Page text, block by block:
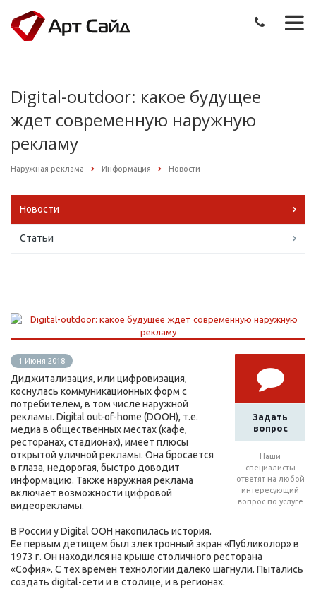
Digital-outdoor: какое будущее
ждет современную наружную
рекламу
Наружная реклама Информация Новости
Новости
Статьи
Задать
вопрос
Наши
специалисты
ответят на любой
интересующий
вопрос по услуге
1 Июня 2018
Диджитализация, или цифровизация,
коснулась коммуникационных форм с
потребителем, в том числе наружной
рекламы. Digital out-of-home (DOOH), т.е.
медиа в общественных местах (кафе,
ресторанах, стадионах), имеет плюсы
открытой уличной рекламы. Она бросается
в глаза, недорогая, быстро доводит
информацию. Также наружная реклама
включает возможности цифровой
видеорекламы.
В России у Digital ООН накопилась история.
Ее первым детищем был электронный экран «Публиколор» в
1973 г. Он находился на крыше столичного ресторана
«София». С тех времен технологии далеко шагнули. Пытались
создать digital-сети и в столице, и в регионах.